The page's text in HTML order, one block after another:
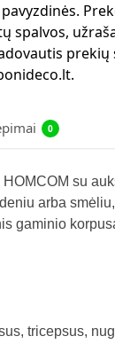
0
su
arba
gaminio
tricepsus,